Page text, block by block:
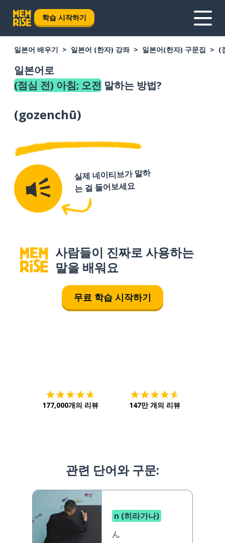
학습 시작하기
일본어 배우기 일본어 (한자) 강좌 일본어(한자) 구문집 (
일본어로
(점심 전) 아침; 오전 말하는 방법?
(gozenchū)
실제 네이티브가 말하
는 걸 들어보세요
사람들이 진짜로 사용하는
말을 배워요
무료 학습 시작하기
177,000개의 리뷰 147만 개의 리뷰
관련 단어와 구문:
n (히라가나)
ん